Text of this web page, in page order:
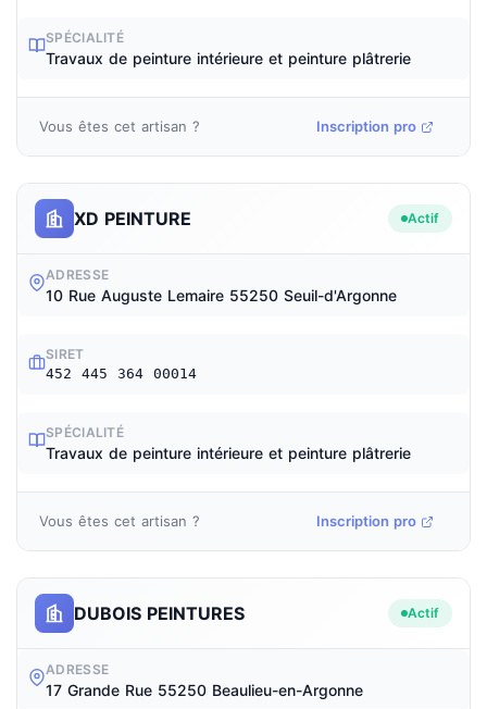
SPÉCIALITÉ
Travaux de peinture intérieure et peinture plâtrerie
Vous êtes cet artisan ? Inscription pro
XD PEINTURE Actif
ADRESSE
10 Rue Auguste Lemaire 55250 Seuil-d'Argonne
SIRET
452 445 364 00014
SPÉCIALITÉ
Travaux de peinture intérieure et peinture plâtrerie
Vous êtes cet artisan ? Inscription pro
DUBOIS PEINTURES Actif
ADRESSE
17 Grande Rue 55250 Beaulieu-en-Argonne